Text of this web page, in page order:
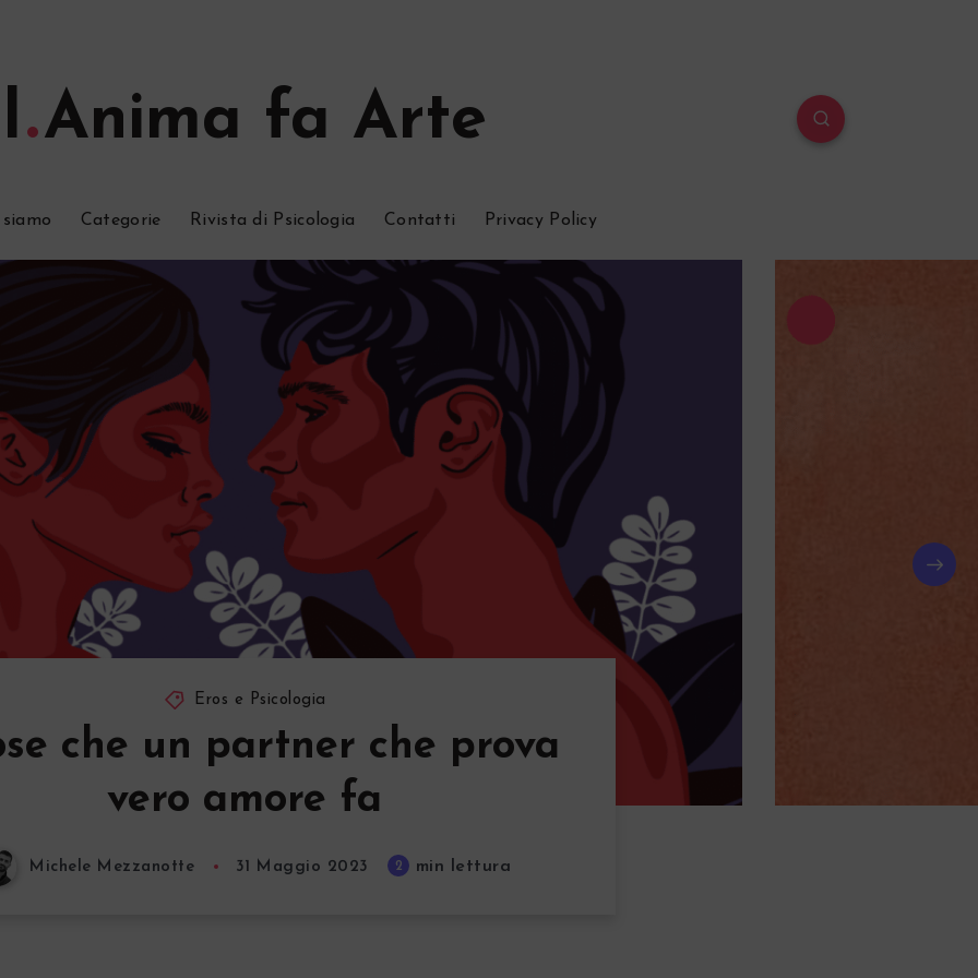
l Anima fa Arte
Categorie Rivista di Psicologia Contatti Privacy Policy
Eros e Psicologia
che un partner che prova
vero amore fa
Michele Mezzanotte 31 Maggio 2023 2 min lettura